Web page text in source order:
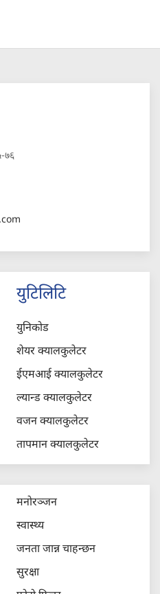
७६
युटिलिटि
युनिकोड
शेयर क्यालकुलेटर
ईएमआई क्यालकुलेटर
ल्यान्ड क्यालकुलेटर
वजन क्यालकुलेटर
तापमान क्यालकुलेटर
मनोरञ्जन
स्वास्थ्य
जनता जान्न चाहन्छन
सुरक्षा